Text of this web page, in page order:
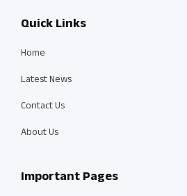
Quick Links
Home
Latest News
Contact Us
About Us
Important Pages